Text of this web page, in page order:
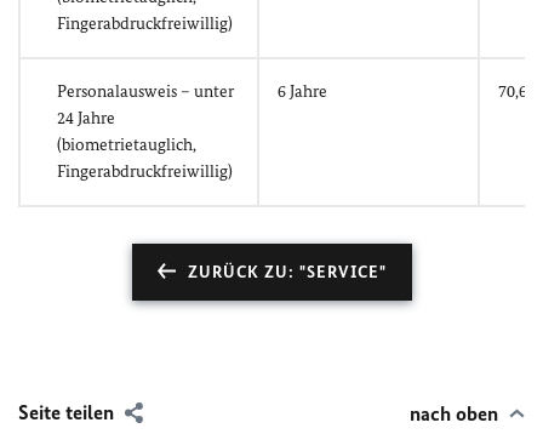
Fingerabdruckfreiwillig)
Personalausweis – unter
24 Jahre
(biometrietauglich,
Fingerabdruckfreiwillig)
6 Jahre 70,60
ZURÜCK ZU: "SERVICE"
Seite teilen nach oben